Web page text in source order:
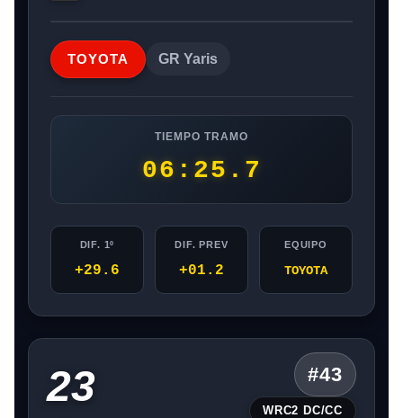
TOYOTA GR Yaris
TIEMPO TRAMO
06:25.7
DIF. 1º
+29.6
DIF. PREV
+01.2
EQUIPO
TOYOTA
23 #43
WRC2 DC/CC